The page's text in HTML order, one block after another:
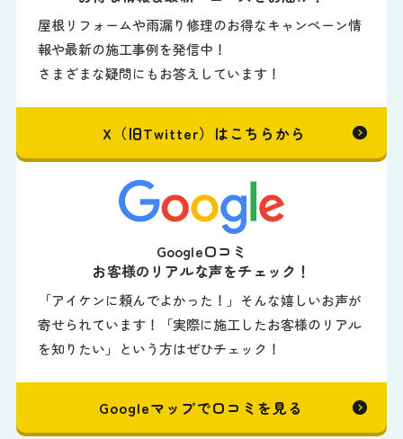
屋根リフォームや雨漏り修理のお得なキャンペーン情
報や最新の施工事例を発信中！
さまざまな疑問にもお答えしています！
X（旧Twitter）はこちらから
Google口コミ
お客様のリアルな声をチェック！
「アイケンに頼んでよかった！」そんな嬉しいお声が
寄せられています！「実際に施工したお客様のリアル
を知りたい」という方はぜひチェック！
Googleマップで口コミを見る